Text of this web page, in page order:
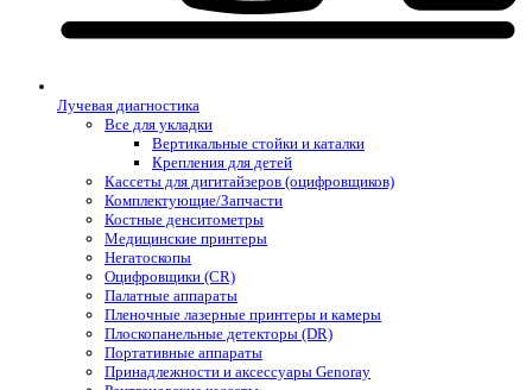
Лучевая диагностика
Все для укладки
Вертикальные стойки и каталки
Крепления для детей
Кассеты для дигитайзеров (оцифровщиков)
Комплектующие/Запчасти
Костные денситометры
Медицинские принтеры
Негатоскопы
Оцифровщики (CR)
Палатные аппараты
Пленочные лазерные принтеры и камеры
Плоскопанельные детекторы (DR)
Портативные аппараты
Принадлежности и аксессуары Genoray